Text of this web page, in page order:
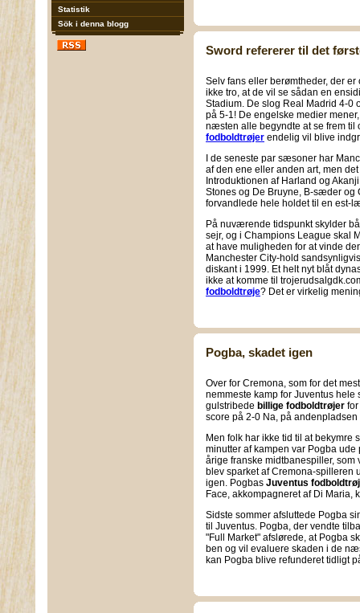
Statistik
Sök i denna blogg
Sword refererer til det
Selv fans eller berømtheder, der
ikke tro, at de vil se sådan en
Stadium. De slog Real Madrid 4-0
på 5-1! De engelske medier
næsten alle begyndte at se frem til
fodboldtrøjer endelig vil blive
I de seneste par sæsoner har
af den ene eller anden art, men
Introduktionen af Harland og
Stones og De Bruyne, B-sæder og
forvandlede hele holdet til en est-
På nuværende tidspunkt skylder
sejr, og i Champions League skal
at have muligheden for at vinde
Manchester City-hold
diskant i 1999. Et helt nyt blåt
ikke at komme til
fodboldtrøje? Det er virkelig
Pogba, skadet igen
Over for Cremona, som for det
nemmeste kamp for Juventus
gulstribede billige fodboldtrøjer
score på 2-0 Na, på
Men folk har ikke tid til at bekymre
minutter af kampen var Pogba
årige franske midtbanespiller, som
blev sparket af Cremona-spilleren
igen. Pogbas Juventus
Face, akkompagneret af Di Maria,
Sidste sommer afsluttede Pogba
til Juventus. Pogba, der vendte
"Full Market" afslørede, at Pogba
ben og vil evaluere skaden i de
kan Pogba blive refunderet tidligt